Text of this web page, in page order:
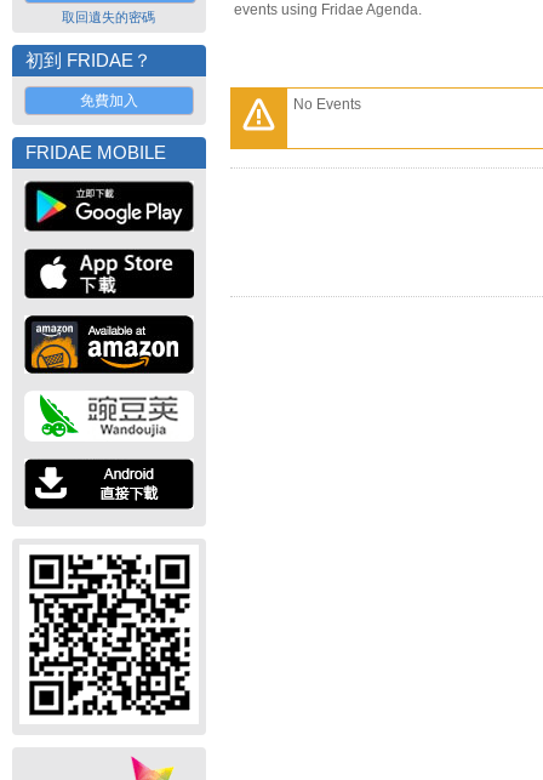
取回遺失的密碼
初到 FRIDAE？
免費加入
FRIDAE MOBILE
events using Fridae Agenda.
No Events